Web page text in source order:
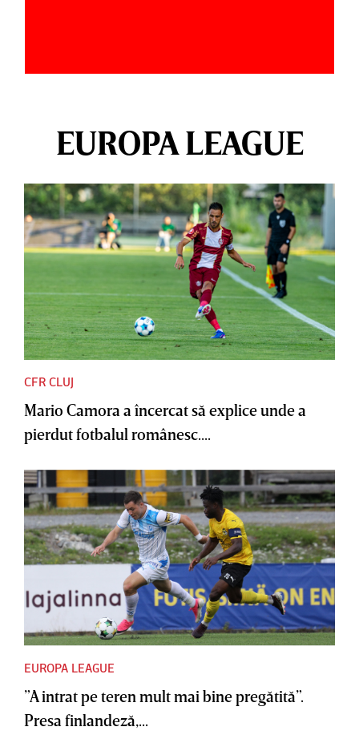
EUROPA LEAGUE
CFR CLUJ
Mario Camora a încercat să explice unde a
pierdut fotbalul românesc....
EUROPA LEAGUE
”A intrat pe teren mult mai bine pregătită”.
Presa finlandeză,...